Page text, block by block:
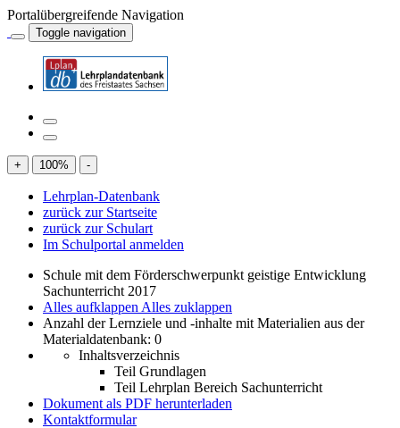
Portalübergreifende Navigation
Toggle navigation
+ 100% -
Lehrplan-Datenbank
zurück zur Startseite
zurück zur Schulart
Im Schulportal anmelden
Schule mit dem Förderschwerpunkt geistige Entwicklung
Sachunterricht 2017
Alles aufklappen Alles zuklappen
Anzahl der Lernziele und -inhalte mit Materialien aus der
Materialdatenbank: 0
Inhaltsverzeichnis
Teil Grundlagen
Teil Lehrplan Bereich Sachunterricht
Dokument als PDF herunterladen
Kontaktformular